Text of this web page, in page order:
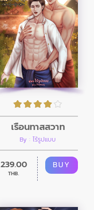
เรือนทาสสวาท
By : ไร้รูปแบบ
239.00
THB.
BUY